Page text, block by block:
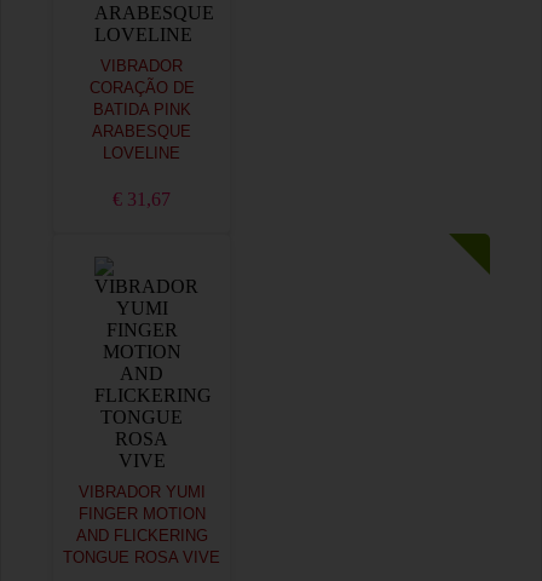
VIBRADOR
CORAÇÃO DE
BATIDA PINK
ARABESQUE
LOVELINE
€ 31,67
VIBRADOR YUMI
FINGER MOTION
AND FLICKERING
TONGUE ROSA VIVE